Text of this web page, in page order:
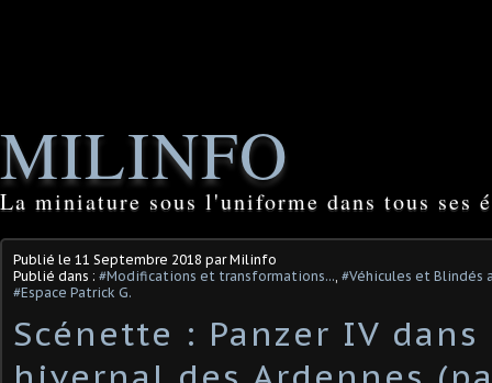
MILINFO
La miniature sous l'uniforme dans tous ses
Publié le 11 Septembre 2018 par Milinfo
Publié dans : #Modifications et transformations..., #Véhicules et Blindés
#Espace Patrick G.
Scénette : Panzer IV